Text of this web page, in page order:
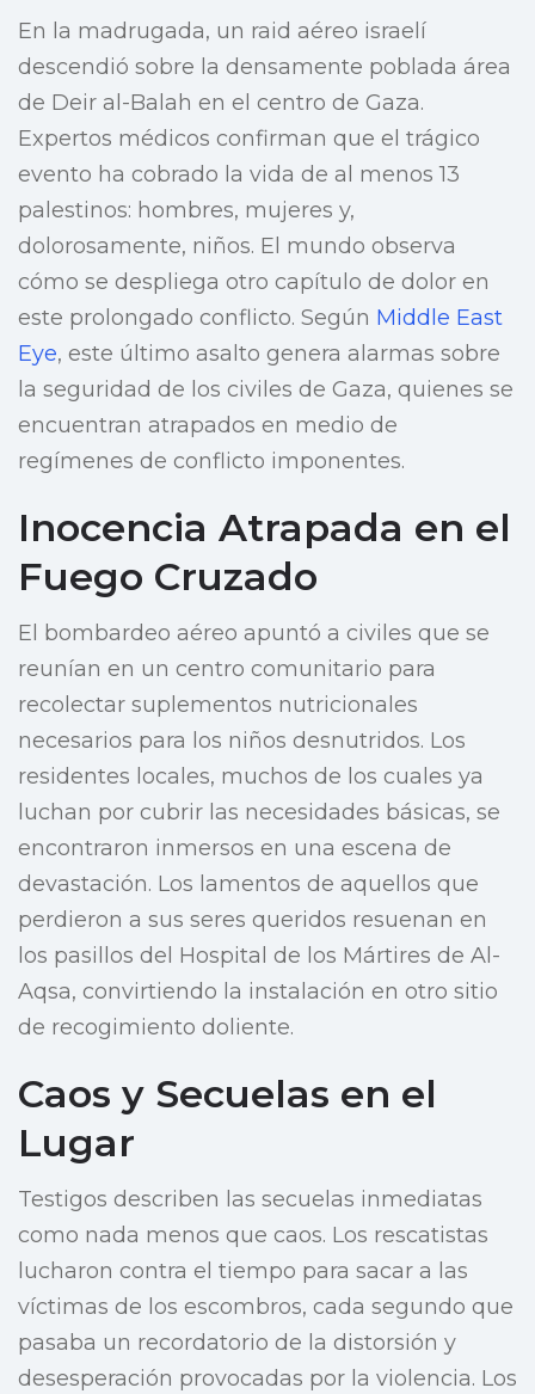
En la madrugada, un raid aéreo israelí
descendió sobre la densamente poblada área
de Deir al-Balah en el centro de Gaza.
Expertos médicos confirman que el trágico
evento ha cobrado la vida de al menos 13
palestinos: hombres, mujeres y,
dolorosamente, niños. El mundo observa
cómo se despliega otro capítulo de dolor en
este prolongado conflicto. Según Middle East
Eye, este último asalto genera alarmas sobre
la seguridad de los civiles de Gaza, quienes se
encuentran atrapados en medio de
regímenes de conflicto imponentes.
Inocencia Atrapada en el
Fuego Cruzado
El bombardeo aéreo apuntó a civiles que se
reunían en un centro comunitario para
recolectar suplementos nutricionales
necesarios para los niños desnutridos. Los
residentes locales, muchos de los cuales ya
luchan por cubrir las necesidades básicas, se
encontraron inmersos en una escena de
devastación. Los lamentos de aquellos que
perdieron a sus seres queridos resuenan en
los pasillos del Hospital de los Mártires de Al-
Aqsa, convirtiendo la instalación en otro sitio
de recogimiento doliente.
Caos y Secuelas en el
Lugar
Testigos describen las secuelas inmediatas
como nada menos que caos. Los rescatistas
lucharon contra el tiempo para sacar a las
víctimas de los escombros, cada segundo que
pasaba un recordatorio de la distorsión y
desesperación provocadas por la violencia. Los